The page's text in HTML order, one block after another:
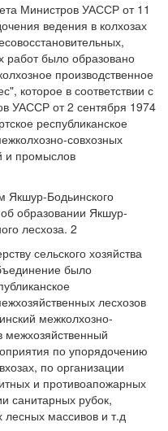
Министров УАССР от 11
ведения в колхозах
работ было образовано
производственное
которое в соответствии с
УАССР от 2 сентября 1974
республиканское
совхозных
и промыслов
Якшур-Бодьинского
образовании Якшур-
лесхоза. 2
сельского хозяйства
было
лесхозов
межколхозно-
межхозяйственный
по упорядочению
по организации
и противоапожарных
санитарных рубок,
массивов и т.д